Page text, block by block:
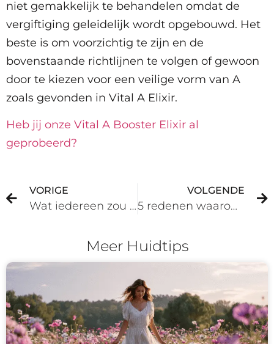
niet gemakkelijk te behandelen omdat de
vergiftiging geleidelijk wordt opgebouwd. Het
beste is om voorzichtig te zijn en de
bovenstaande richtlijnen te volgen of gewoon
door te kiezen voor een veilige vorm van A
zoals gevonden in Vital A Elixir.
Heb jij onze Vital A Booster Elixir al
geprobeerd?
VORIGE
Wat iedereen zou moeten weten over acne
VOLGENDE
5 redenen waarom microdermabrasie goed is voor je huid
Meer Huidtips